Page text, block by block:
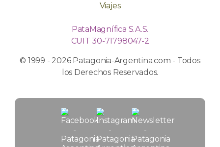
Viajes
PataMagnífica S.A.S.
CUIT 30-71798047-2
© 1999 - 2026 Patagonia-Argentina.com - Todos
los Derechos Reservados.